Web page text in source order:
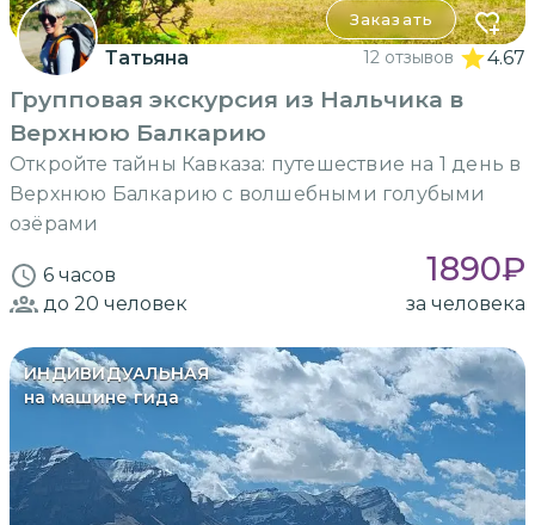
Заказать
Татьяна 12 отзывов 4.67
Групповая экскурсия из Нальчика в
Верхнюю Балкарию
Откройте тайны Кавказа: путешествие на 1 день в
Верхнюю Балкарию с волшебными голубыми
озёрами
6 часов 1890₽
до 20 человек за человека
ИНДИВИДУАЛЬНАЯ
на машине гида